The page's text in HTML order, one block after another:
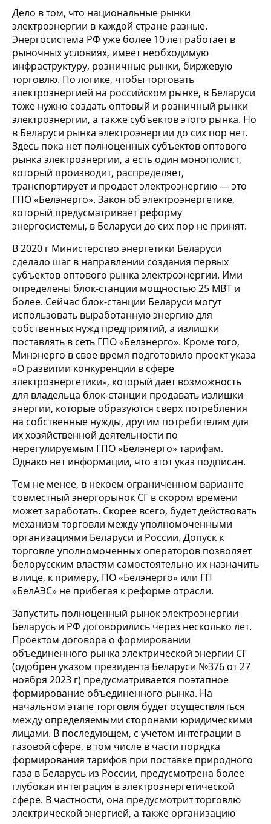
Дело в том, что национальные рынки
электроэнергии в каждой стране разные.
Энергосистема РФ уже более 10 лет работает в
рыночных условиях, имеет необходимую
инфраструктуру, розничные рынки, биржевую
торговлю. По логике, чтобы торговать
электроэнергией на российском рынке, в Беларуси
тоже нужно создать оптовый и розничный рынки
электроэнергии, а также субъектов этого рынка. Но
в Беларуси рынка электроэнергии до сих пор нет.
Здесь пока нет полноценных субъектов оптового
рынка электроэнергии, а есть один монополист,
который производит, распределяет,
транспортирует и продает электроэнергию — это
ГПО «Белэнерго». Закон об электроэнергетике,
который предусматривает реформу
энергосистемы, в Беларуси до сих пор не принят.
В 2020 г Министерство энергетики Беларуси
сделало шаг в направлении создания первых
субъектов оптового рынка электроэнергии. Ими
определены блок-станции мощностью 25 МВТ и
более. Сейчас блок-станции Беларуси могут
использовать выработанную энергию для
собственных нужд предприятий, а излишки
поставлять в сеть ГПО «Белэнерго». Кроме того,
Минэнерго в свое время подготовило проект указа
«О развитии конкуренции в сфере
электроэнергетики», который дает возможность
для владельца блок-станции продавать излишки
энергии, которые образуются сверх потребления
на собственные нужды, другим потребителям для
их хозяйственной деятельности по
нерегулируемым ГПО «Белэнерго» тарифам.
Однако нет информации, что этот указ подписан.
Тем не менее, в некоем ограниченном варианте
совместный энергорынок СГ в скором времени
может заработать. Скорее всего, будет действовать
механизм торговли между уполномоченными
организациями Беларуси и России. Допуск к
торговле уполномоченных операторов позволяет
белорусским властям самостоятельно их назначить
в лице, к примеру, ПО «Белэнерго» или ГП
«БелАЭС» не прибегая к реформе отрасли.
Запустить полноценный рынок электроэнергии
Беларусь и РФ договорились через несколько лет.
Проектом договора о формировании
объединенного рынка электрической энергии СГ
(одобрен указом президента Беларуси №376 от 27
ноября 2023 г) предусматривается поэтапное
формирование объединенного рынка. На
начальном этапе торговля будет осуществляться
между определяемыми сторонами юридическими
лицами. В последующем, с учетом интеграции в
газовой сфере, в том числе в части порядка
формирования тарифов при поставке природного
газа в Беларусь из России, предусмотрена более
глубокая интеграция в электроэнергетической
сфере. В частности, она предусмотрит торговлю
электрической энергией, а также организацию